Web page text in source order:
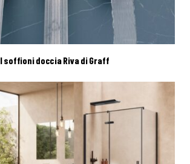
I soffioni doccia Riva di Graff